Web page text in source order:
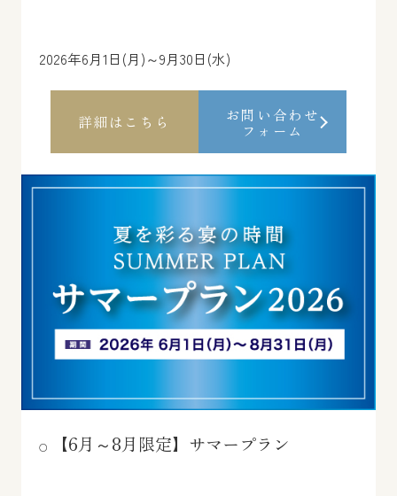
2026年6月1日(月)～9月30日(水)
詳細はこちら
お問い合わせ
フォーム
【6月～8月限定】サマープラン